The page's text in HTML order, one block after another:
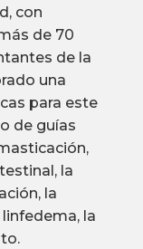
con
de 70
de la
una
para este
de guías
la
la
la